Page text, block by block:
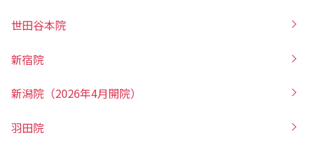
世田谷本院
新宿院
新潟院（2026年4月開院）
羽田院